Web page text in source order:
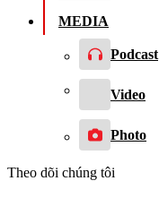
MEDIA
Podcast
Video
Photo
Theo dõi chúng tôi